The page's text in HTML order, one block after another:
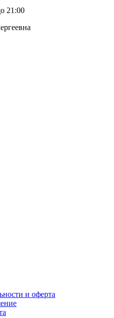
21:00
и оферта